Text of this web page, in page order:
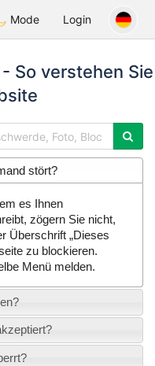
Mode Login
So verstehen Sie
stört?
es Ihnen
zögern Sie nicht,
Überschrift „Dieses
zu blockieren.
Menü melden.